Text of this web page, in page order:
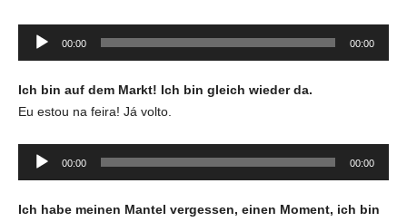
Tocador
00:00 00:00
Ich bin auf dem Markt! Ich bin gleich wieder da.
Eu estou na feira! Já volto.
Tocador
00:00 00:00
Ich habe meinen Mantel vergessen, einen Moment, ich bin